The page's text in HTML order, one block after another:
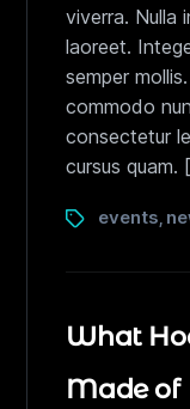
viverra. Nulla
laoreet.
semper
commodo
consectetur
cursus quam.
events
What
Made of